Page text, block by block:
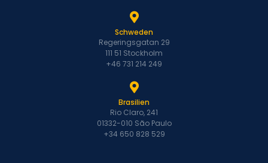
Schweden
Regeringsgatan 29
111 51 Stockholm
+46 731 214 249
Brasilien
Rio Claro, 241
01332-010 São Paulo
+34 650 828 529